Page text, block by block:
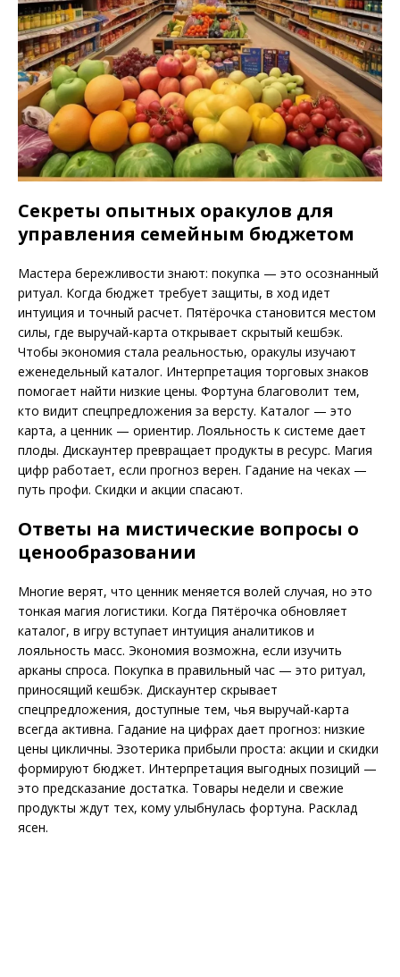
Секреты опытных оракулов для
управления семейным бюджетом
Мастера бережливости знают: покупка — это осознанный
ритуал. Когда бюджет требует защиты, в ход идет
интуиция и точный расчет. Пятёрочка становится местом
силы, где выручай-карта открывает скрытый кешбэк.
Чтобы экономия стала реальностью, оракулы изучают
еженедельный каталог. Интерпретация торговых знаков
помогает найти низкие цены. Фортуна благоволит тем,
кто видит спецпредложения за версту. Каталог — это
карта, а ценник — ориентир. Лояльность к системе дает
плоды. Дискаунтер превращает продукты в ресурс. Магия
цифр работает, если прогноз верен. Гадание на чеках —
путь профи. Скидки и акции спасают.
Ответы на мистические вопросы о
ценообразовании
Многие верят, что ценник меняется волей случая, но это
тонкая магия логистики. Когда Пятёрочка обновляет
каталог, в игру вступает интуиция аналитиков и
лояльность масс. Экономия возможна, если изучить
арканы спроса. Покупка в правильный час — это ритуал,
приносящий кешбэк. Дискаунтер скрывает
спецпредложения, доступные тем, чья выручай-карта
всегда активна. Гадание на цифрах дает прогноз: низкие
цены цикличны. Эзотерика прибыли проста: акции и скидки
формируют бюджет. Интерпретация выгодных позиций —
это предсказание достатка. Товары недели и свежие
продукты ждут тех, кому улыбнулась фортуна. Расклад
ясен.